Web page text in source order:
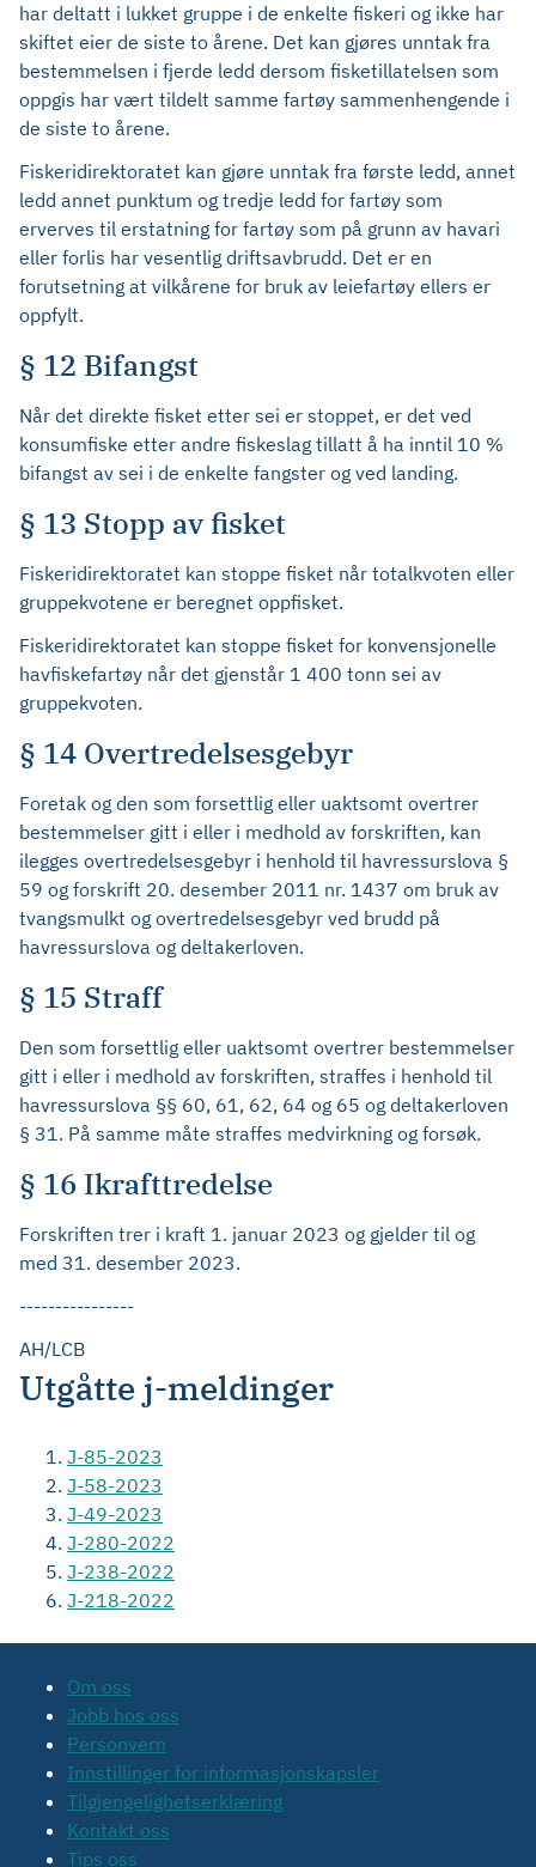
har deltatt i lukket gruppe i de enkelte fiskeri og ikke har
skiftet eier de siste to årene. Det kan gjøres unntak fra
bestemmelsen i fjerde ledd dersom fisketillatelsen som
oppgis har vært tildelt samme fartøy sammenhengende i
de siste to årene.
Fiskeridirektoratet kan gjøre unntak fra første ledd, annet
ledd annet punktum og tredje ledd for fartøy som
erverves til erstatning for fartøy som på grunn av havari
eller forlis har vesentlig driftsavbrudd. Det er en
forutsetning at vilkårene for bruk av leiefartøy ellers er
oppfylt.
§ 12 Bifangst
Når det direkte fisket etter sei er stoppet, er det ved
konsumfiske etter andre fiskeslag tillatt å ha inntil 10 %
bifangst av sei i de enkelte fangster og ved landing.
§ 13 Stopp av fisket
Fiskeridirektoratet kan stoppe fisket når totalkvoten eller
gruppekvotene er beregnet oppfisket.
Fiskeridirektoratet kan stoppe fisket for konvensjonelle
havfiskefartøy når det gjenstår 1 400 tonn sei av
gruppekvoten.
§ 14 Overtredelsesgebyr
Foretak og den som forsettlig eller uaktsomt overtrer
bestemmelser gitt i eller i medhold av forskriften, kan
ilegges overtredelsesgebyr i henhold til havressurslova §
59 og forskrift 20. desember 2011 nr. 1437 om bruk av
tvangsmulkt og overtredelsesgebyr ved brudd på
havressurslova og deltakerloven.
§ 15 Straff
Den som forsettlig eller uaktsomt overtrer bestemmelser
gitt i eller i medhold av forskriften, straffes i henhold til
havressurslova §§ 60, 61, 62, 64 og 65 og deltakerloven
§ 31. På samme måte straffes medvirkning og forsøk.
§ 16 Ikrafttredelse
Forskriften trer i kraft 1. januar 2023 og gjelder til og
med 31. desember 2023.
----------------
AH/LCB
Utgåtte j-meldinger
J-85-2023
J-58-2023
J-49-2023
J-280-2022
J-238-2022
J-218-2022
Om oss
Jobb hos oss
Personvern
Innstillinger for informasjonskapsler
Tilgjengelighetserklæring
Kontakt oss
Tips oss